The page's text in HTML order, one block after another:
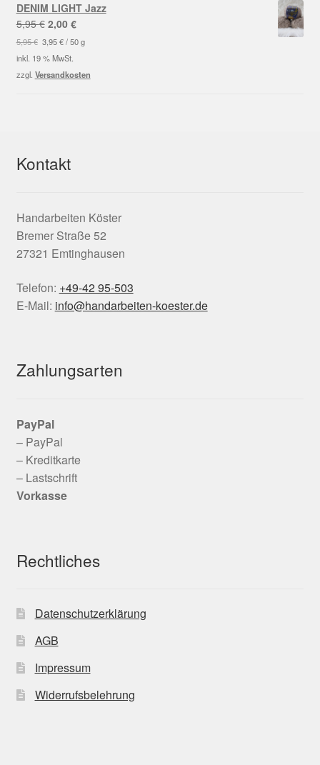
DENIM LIGHT Jazz
5,95€ Ursprünglicher
Preis
war:
5,95 €
2,00 €Aktueller
Preis
2,00 €.
5,95€ 3,95€/50 g
inkl. 19 % MwSt.
zzgl. Versandkosten
Kontakt
Handarbeiten Köster
Bremer Straße 52
27321 Emtinghausen
Telefon: +49-42 95-503
E-Mail: info@handarbeiten-koester.de
Zahlungsarten
PayPal
– PayPal
– Kreditkarte
– Lastschrift
Vorkasse
Rechtliches
Datenschutzerklärung
AGB
Impressum
Widerrufsbelehrung